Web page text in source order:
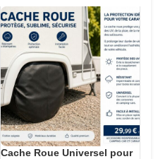
Cache Roue Universel pour